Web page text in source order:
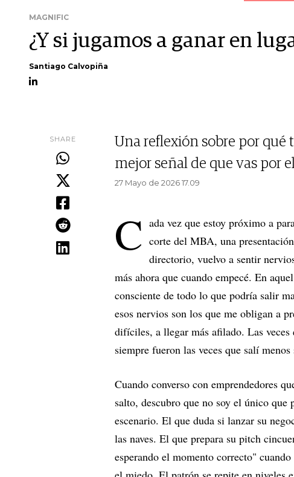
MAGNIFIC
¿Y si jugamos a ganar en
Santiago Calvopiña
SHARE
Una reflexión sobre por qué
mejor señal de que vas por
27 Mayo de 2026 17.09
C ada vez que estoy próximo a
corte del MBA, una
directorio, vuelvo a sentir
más ahora que cuando empecé. En
consciente de todo lo que podría salir
esos nervios son los que me obligan a
difíciles, a llegar más afilado. Las
siempre fueron las veces que salí
Cuando converso con emprendedores
salto, descubro que no soy el único
escenario. El que duda si lanzar su
las naves. El que prepara su pitch
esperando el momento correcto"